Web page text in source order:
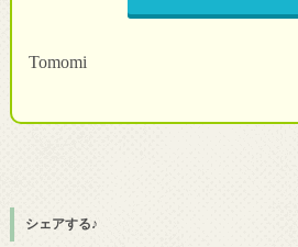
Tomomi
シェアする♪